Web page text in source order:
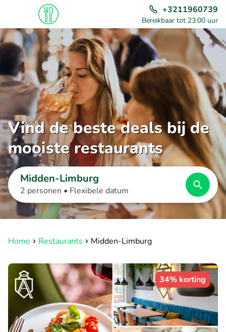
+3211960739
Bereikbaar tot 23:00 uur
Vind de beste deals bij de
mooiste restaurants
Midden-Limburg
2 personen • Flexibele datum
Home Restaurants Midden-Limburg
34% korting